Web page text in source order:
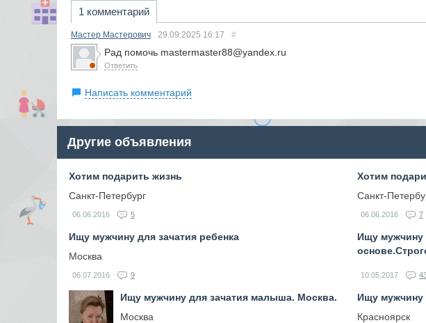
1 комментарий
Мастер Мастерович 29.09.2025 16:17 #
Рад помочь mastermaster88@yandex.ru
Ответить
Написать комментарий
Другие объявления
Хотим подарить жизнь
Санкт-Петербург
06.06.2016 5
Хотим
Санкт-
06.06.2016 7
Ищу мужчину для зачатия ребенка
Москва
06.07.2016 9
Ищу мужчину
10.05.2017
Ищу мужчину для зачатия малыша. Москва.
Москва
Ищу мужчину
Красноярск